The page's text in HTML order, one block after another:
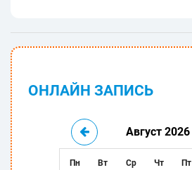
ОНЛАЙН ЗАПИСЬ
Август 2026
Пн Вт Ср Чт Пт